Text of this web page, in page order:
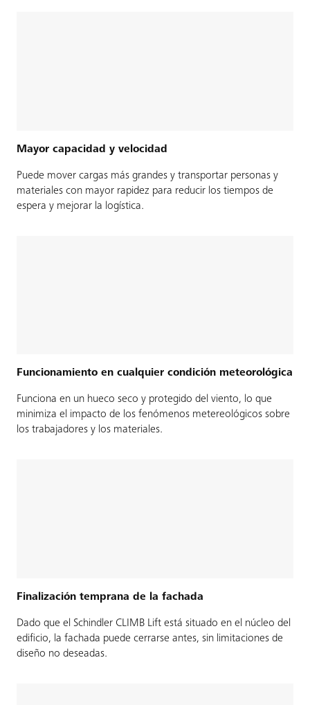
Mayor capacidad y velocidad
Puede mover cargas más grandes y transportar personas y
materiales con mayor rapidez para reducir los tiempos de
espera y mejorar la logística.
Funcionamiento en cualquier condición meteorológica
Funciona en un hueco seco y protegido del viento, lo que
minimiza el impacto de los fenómenos metereológicos sobre
los trabajadores y los materiales.
Finalización temprana de la fachada
Dado que el Schindler CLIMB Lift está situado en el núcleo del
edificio, la fachada puede cerrarse antes, sin limitaciones de
diseño no deseadas.